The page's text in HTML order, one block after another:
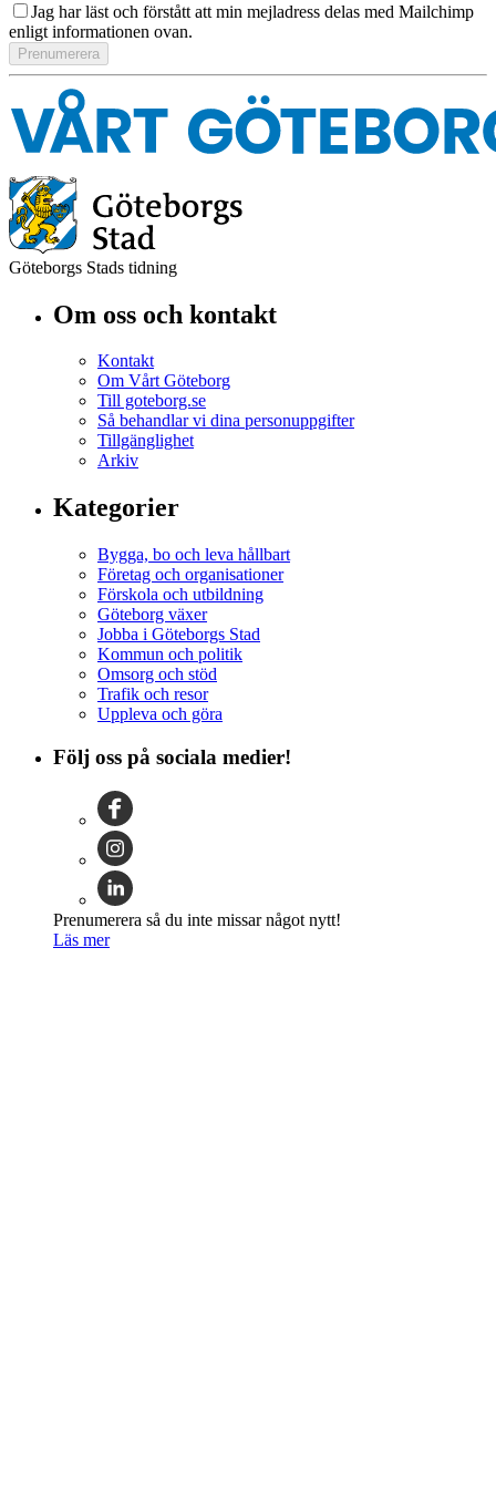
Jag har läst och förstått att min mejladress delas med Mailchimp
enligt informationen ovan.
Göteborgs Stads tidning
Om oss och kontakt
Kontakt
Om Vårt Göteborg
Till goteborg.se
Så behandlar vi dina personuppgifter
Tillgänglighet
Arkiv
Kategorier
Bygga, bo och leva hållbart
Företag och organisationer
Förskola och utbildning
Göteborg växer
Jobba i Göteborgs Stad
Kommun och politik
Omsorg och stöd
Trafik och resor
Uppleva och göra
Följ oss på sociala medier!
Prenumerera så du inte missar något nytt!
Läs mer